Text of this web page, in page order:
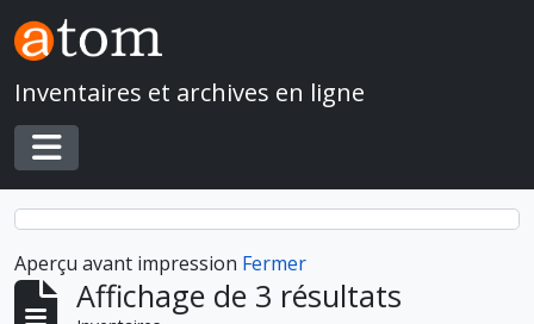
Skip to main content
Inventaires et archives en ligne
Toggle navigation
Aperçu avant impression Fermer
Affichage de 3 résultats